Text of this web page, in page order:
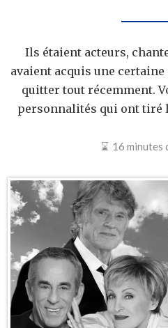
Ils étaient acteurs,
avaient acquis une
quitter tout récemment.
personnalités qui ont tiré
16 minutes